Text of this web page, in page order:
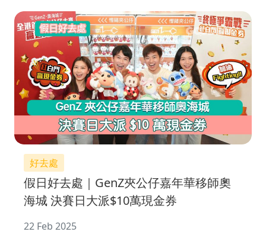
好去處
假日好去處｜GenZ夾公仔嘉年華移師奧
海城 決賽日大派$10萬現金券
22 Feb 2025